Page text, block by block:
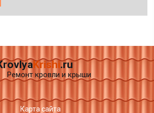
Krishi.ru
Ремонт кровли и крыши
Карта сайта